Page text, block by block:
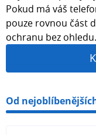
Pokud má váš
pouze rovnou část
ochranu bez
Od